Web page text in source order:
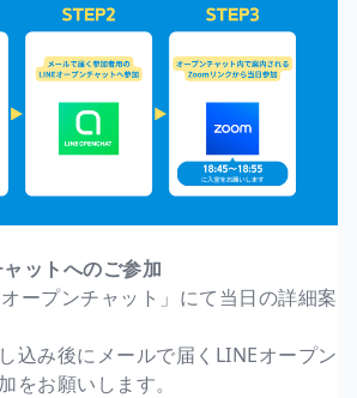
ットへのご参加
ープンチャット」にて当日の詳細案
込み後にメールで届くLINEオープン
をお願いします。